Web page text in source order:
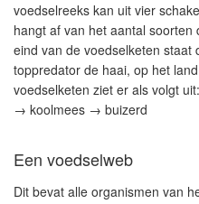
voedselreeks kan uit vier
hangt af van het aantal
eind van de voedselketen staat
toppredator de haai, op het
voedselketen ziet er als volgt
→ koolmees → buizerd
Een voedselweb
Dit bevat alle organismen van